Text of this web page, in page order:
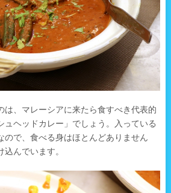
は、マレーシアに来たら食すべき代表的
ュヘッドカレー」でしょう。入っている
ので、食べる身はほとんどありません
んでいます。